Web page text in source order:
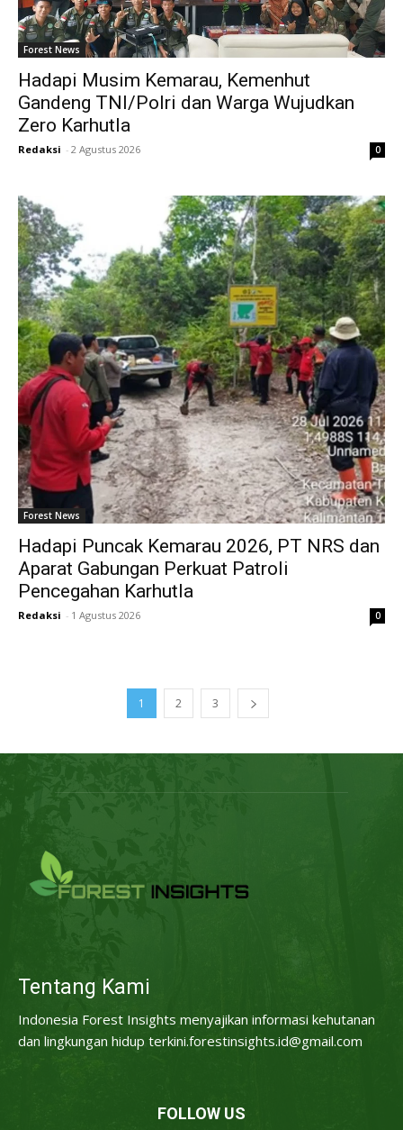
Forest News
Hadapi Musim Kemarau, Kemenhut
Gandeng TNI/Polri dan Warga Wujudkan
Zero Karhutla
Redaksi - 2 Agustus 2026 0
Forest News
Hadapi Puncak Kemarau 2026, PT NRS dan
Aparat Gabungan Perkuat Patroli
Pencegahan Karhutla
Redaksi - 1 Agustus 2026 0
1 2 3
Tentang Kami
Indonesia Forest Insights menyajikan informasi kehutanan
dan lingkungan hidup terkini.forestinsights.id@gmail.com
FOLLOW US